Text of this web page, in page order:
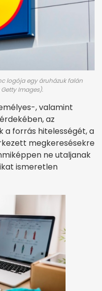
logója egy áruházuk falán
Images).
, valamint
az
a forrás hitelességét, a
megkeresésekre
ne utaljanak
ismeretlen